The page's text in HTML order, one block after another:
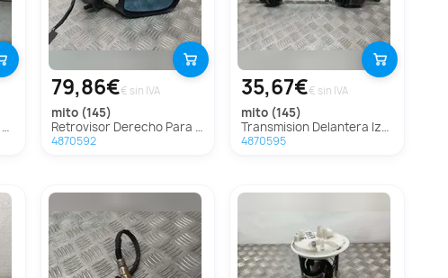
79,86€€ sin IVA
mito (145)
Retrovisor Derecho Para Alfa Romeo Mito
4870592
35,67€€ sin IVA
mito (145)
Transmision Delantera Izquierda Para Alfa Romeo Mito
4870595